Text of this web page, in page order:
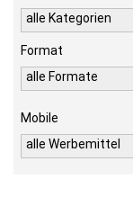
alle Kategorien
Format
alle Formate
Mobile
alle Werbemittel